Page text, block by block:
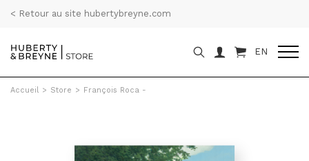
< Retour au site hubertybreyne.com
EN
Accueil > Store > François Roca -